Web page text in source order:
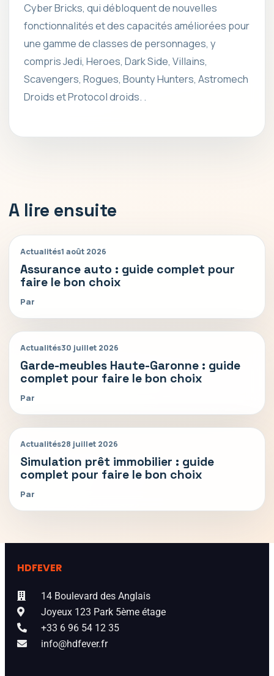
Cyber ​​​​Bricks, qui débloquent de nouvelles
fonctionnalités et des capacités améliorées pour
une gamme de classes de personnages, y
compris Jedi, Heroes, Dark Side, Villains,
Scavengers, Rogues, Bounty Hunters, Astromech
Droids et Protocol droids. .
A lire ensuite
Actualités1 août 2026
Assurance auto : guide complet pour
faire le bon choix
Par
Actualités30 juillet 2026
Garde-meubles Haute-Garonne : guide
complet pour faire le bon choix
Par
Actualités28 juillet 2026
Simulation prêt immobilier : guide
complet pour faire le bon choix
Par
HDFEVER
14 Boulevard des Anglais
Joyeux 123 Park 5ème étage
+33 6 96 54 12 35
info@hdfever.fr